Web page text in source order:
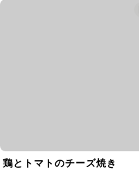
鶏とトマトのチーズ焼き